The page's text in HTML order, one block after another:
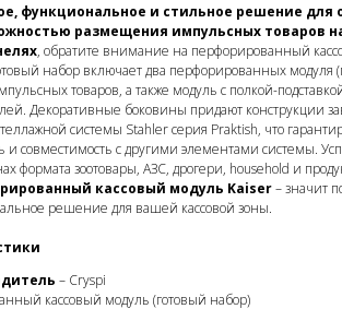
функциональное и стильное решение для
размещения импульсных товаров
, обратите внимание на перфорированный
набор включает два перфорированных модуля
товаров, а также модуль с полкой-
Декоративные боковины придают конструкции
системы Stahler серия Praktish, что
и совместимость с другими элементами системы.
формата зоотовары, АЗС, дрогери, household и
кассовый модуль Kaiser– значит
решение для вашей кассовой зоны.
– Cryspi
кассовый модуль (готовый набор)